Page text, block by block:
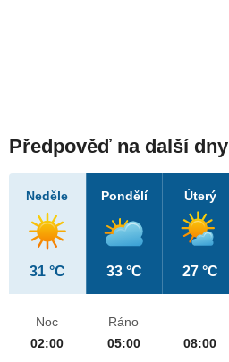
Předpověď na další dny
Neděle
31 °C
Pondělí
33 °C
Úterý
27 °C
Noc
02:00
Ráno
05:00
08:00